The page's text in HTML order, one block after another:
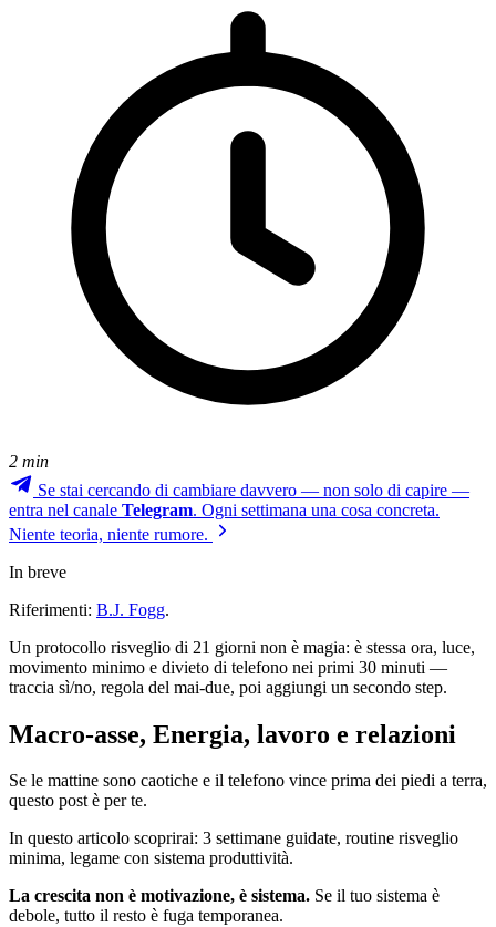
2 min
Se stai cercando di cambiare davvero — non solo di capire —
entra nel canale Telegram. Ogni settimana una cosa concreta.
Niente teoria, niente rumore.
In breve
Riferimenti: B.J. Fogg.
Un protocollo risveglio di 21 giorni non è magia: è stessa ora, luce,
movimento minimo e divieto di telefono nei primi 30 minuti —
traccia sì/no, regola del mai-due, poi aggiungi un secondo step.
Macro-asse, Energia, lavoro e relazioni
Se le mattine sono caotiche e il telefono vince prima dei piedi a terra,
questo post è per te.
In questo articolo scoprirai: 3 settimane guidate, routine risveglio
minima, legame con sistema produttività.
La crescita non è motivazione, è sistema. Se il tuo sistema è
debole, tutto il resto è fuga temporanea.